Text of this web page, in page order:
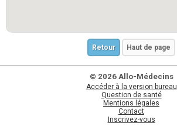
Retour Haut de page
© 2026 Allo-Médecins
Accéder à la version bureau
Question de santé
Mentions légales
Contact
Inscrivez-vous